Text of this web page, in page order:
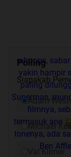
whoops,
yakin hampir
paling
Superman,
filmnya,
termasuk ane
tonenya, ada
Ben
Polling
Siapakah
Adam West
Michael
Val Kilmer